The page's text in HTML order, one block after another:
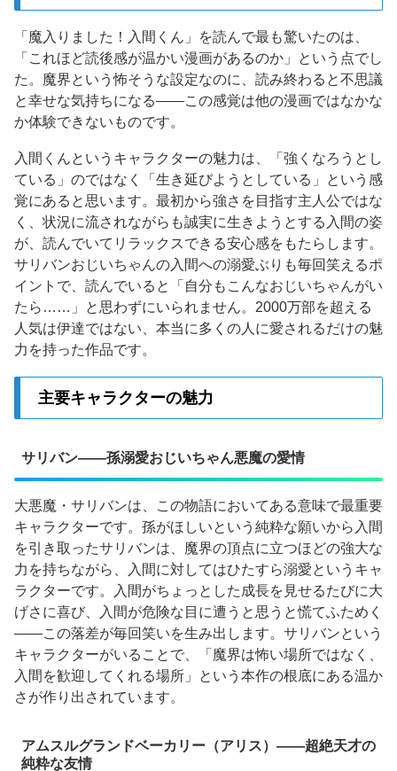
「魔入りました！入間くん」を読んで最も驚いたのは、
「これほど読後感が温かい漫画があるのか」という点でし
た。魔界という怖そうな設定なのに、読み終わると不思議
と幸せな気持ちになる——この感覚は他の漫画ではなかな
か体験できないものです。
入間くんというキャラクターの魅力は、「強くなろうとし
ている」のではなく「生き延びようとしている」という感
覚にあると思います。最初から強さを目指す主人公ではな
く、状況に流されながらも誠実に生きようとする入間の姿
が、読んでいてリラックスできる安心感をもたらします。
サリバンおじいちゃんの入間への溺愛ぶりも毎回笑えるポ
イントで、読んでいると「自分もこんなおじいちゃんがい
たら……」と思わずにいられません。2000万部を超える
人気は伊達ではない、本当に多くの人に愛されるだけの魅
力を持った作品です。
主要キャラクターの魅力
サリバン——孫溺愛おじいちゃん悪魔の愛情
大悪魔・サリバンは、この物語においてある意味で最重要
キャラクターです。孫がほしいという純粋な願いから入間
を引き取ったサリバンは、魔界の頂点に立つほどの強大な
力を持ちながら、入間に対してはひたすら溺愛というキャ
ラクターです。入間がちょっとした成長を見せるたびに大
げさに喜び、入間が危険な目に遭うと思うと慌てふためく
——この落差が毎回笑いを生み出します。サリバンという
キャラクターがいることで、「魔界は怖い場所ではなく、
入間を歓迎してくれる場所」という本作の根底にある温か
さが作り出されています。
アムスルグランドベーカリー（アリス）——超絶天才の
純粋な友情